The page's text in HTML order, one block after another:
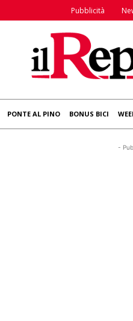
Pubblicità
PONTE AL PINO BONUS BICI
-